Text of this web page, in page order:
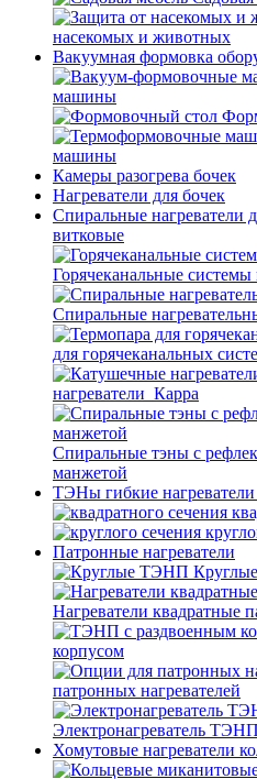
насекомых и животных
Вакуумная формовка
машины
машины
Камеры разогрева бочек
Нагреватели для бочек
Спиральные нагреватели
витковые
Горячеканальные
Спиральные
для горячеканальных
нагреватели_Карра
Спиральные тэны с
манжетой
ТЭНы гибкие
Патронные нагреватели
Нагреватели квадратные
корпусом
патронных нагревателей
Электронагреватель ТЭНП
Хомутовые нагреватели